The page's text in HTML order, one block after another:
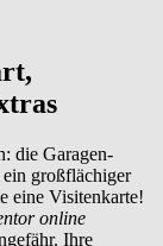
die Garagen-
großflächiger
eine Visitenkarte!
online
Ihre